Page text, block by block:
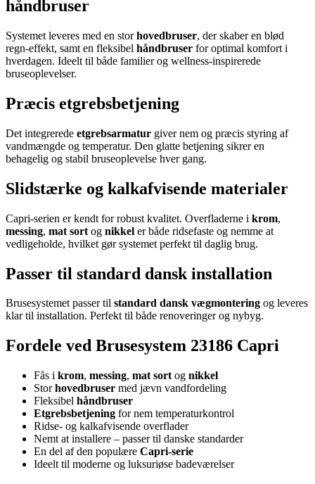
håndbruser
Systemet leveres med en storhovedbruser, der skaber en blød
regn-effekt, samt en fleksibel håndbruser for optimal komfort i
hverdagen. Ideelt til både familier og wellness-inspirerede
bruseoplevelser.
Præcis etgrebsbetjening
Det integrerede etgrebsarmatur giver nem og præcis styring af
vandmængde og temperatur. Den glatte betjening sikrer en
behagelig og stabil bruseoplevelse hver gang.
Slidstærke og kalkafvisende materialer
Capri-serien er kendt for robust kvalitet. Overfladerne i krom,
messing, mat sort og nikkel er både ridsefaste og nemme at
vedligeholde, hvilket gør systemet perfekt til daglig brug.
Passer til standard dansk installation
Brusesystemet passer til standard dansk vægmontering og leveres
klar til installation. Perfekt til både renoveringer og nybyg.
Fordele ved Brusesystem 23186 Capri
Fås i krom, messing, mat sort og nikkel
Storhovedbruser med jævn vandfordeling
Fleksibel håndbruser
Etgrebsbetjening for nem temperaturkontrol
Ridse- og kalkafvisende overflader
Nemt at installere – passer til danske standarder
En del af den populære Capri-serie
Ideelt til moderne og luksuriøse badeværelser